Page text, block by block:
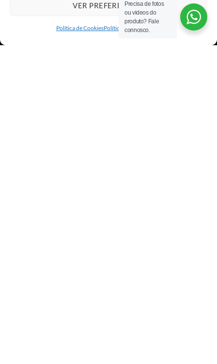
VER PREFERÊNCIAS
Política de CookiesPolítica de privacidade
Stripe MasterCardCash
Copyright 2026 ©All rights reserved
Precisa de fotos
ou videos do
produto? Fale
connosco.